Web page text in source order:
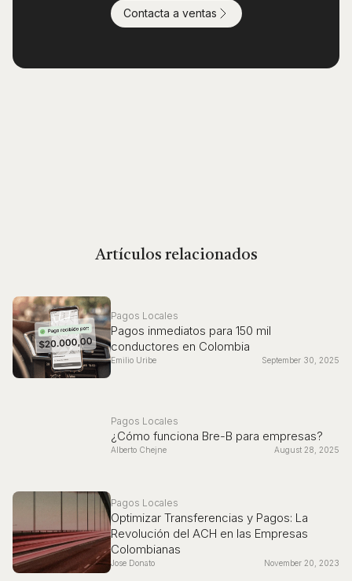
Contacta a ventas
Artículos relacionados
Pagos Locales
Pagos inmediatos para 150 mil
conductores en Colombia
Emilio Uribe September 30, 2025
Pagos Locales
¿Cómo funciona Bre-B para empresas?
Alberto Chejne August 28, 2025
Pagos Locales
Optimizar Transferencias y Pagos: La
Revolución del ACH en las Empresas
Colombianas
Jose Donato November 20, 2023